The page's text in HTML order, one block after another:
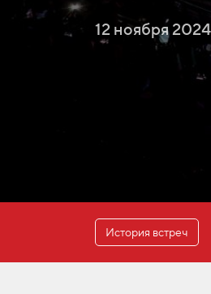
12 ноября
История встреч